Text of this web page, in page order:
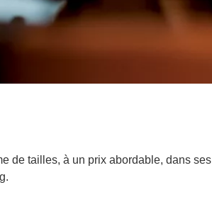
de tailles, à un prix abordable, dans ses